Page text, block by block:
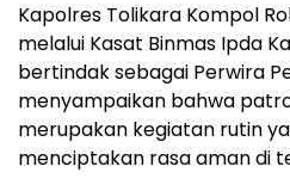
Kapolres Tolikara Kompol
melalui Kasat Binmas Ipda
bertindak sebagai Perwira
menyampaikan bahwa
merupakan kegiatan rutin
menciptakan rasa aman di